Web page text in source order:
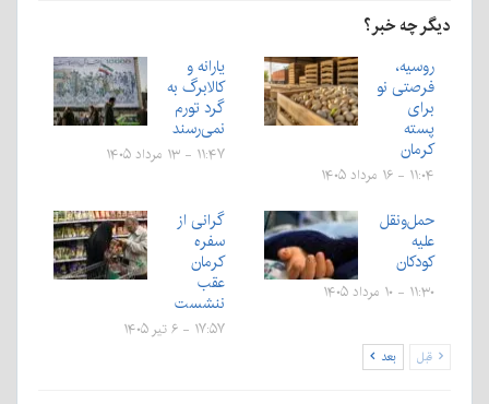
دیگر چه خبر؟
روسیه،
فرصتی نو
برای
پسته
کرمان
۱۱:۰۴ - ۱۶ مرداد ۱۴۰۵
یارانه و
کالابرگ به
گرد تورم
نمی‌رسند
۱۱:۴۷ - ۱۳ مرداد ۱۴۰۵
حمل‌ونقل
علیه
کودکان
۱۱:۳۰ - ۱۰ مرداد ۱۴۰۵
گرانی از
سفره
کرمان
عقب
ننشست
۱۷:۵۷ - ۶ تیر ۱۴۰۵
قبل بعد